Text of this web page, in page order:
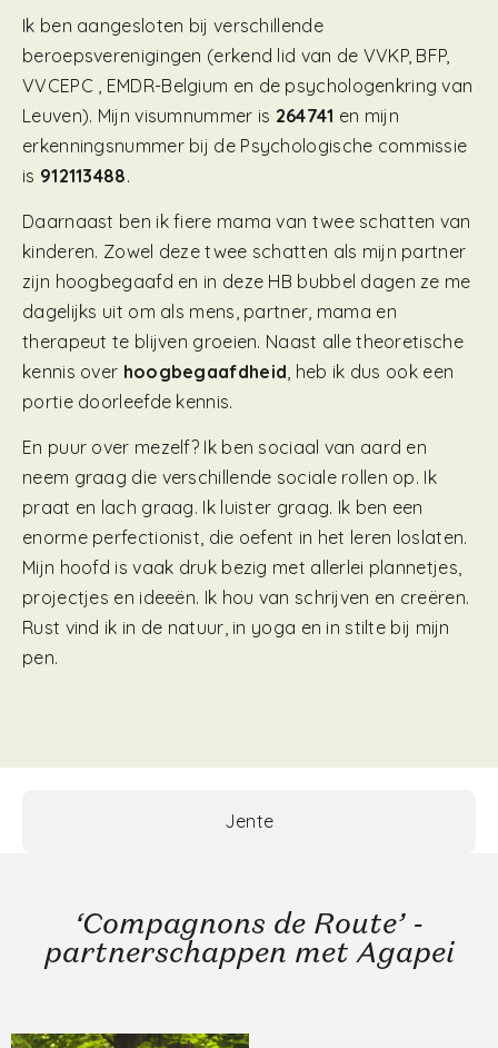
Jente
Ik ben aangesloten bij verschillende
beroepsverenigingen (erkend lid van de VVKP, BFP,
VVCEPC , EMDR-Belgium en de psychologenkring van
Leuven). Mijn visumnummer is 264741 en mijn
erkenningsnummer bij de Psychologische commissie
is 912113488.
Daarnaast ben ik fiere mama van twee schatten van
kinderen. Zowel deze twee schatten als mijn partner
zijn hoogbegaafd en in deze HB bubbel dagen ze me
dagelijks uit om als mens, partner, mama en
therapeut te blijven groeien. Naast alle theoretische
kennis over hoogbegaafdheid , heb ik dus ook een
portie doorleefde kennis.
En puur over mezelf? Ik ben sociaal van aard en
neem graag die verschillende sociale rollen op. Ik
praat en lach graag. Ik luister graag. Ik ben een
enorme perfectionist, die oefent in het leren loslaten.
Mijn hoofd is vaak druk bezig met allerlei plannetjes,
projectjes en ideeën. Ik hou van schrijven en creëren.
Rust vind ik in de natuur, in yoga en in stilte bij mijn
pen.
‘Compagnons de Route’ -
partnerschappen met Agapei